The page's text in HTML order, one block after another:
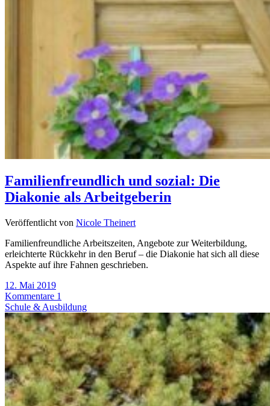
Familienfreundlich und sozial: Die
Diakonie als Arbeitgeberin
Veröffentlicht von Nicole Theinert
Familienfreundliche Arbeitszeiten, Angebote zur Weiterbildung,
erleichterte Rückkehr in den Beruf – die Diakonie hat sich all diese
Aspekte auf ihre Fahnen geschrieben.
12. Mai 2019
Kommentare 1
Schule & Ausbildung